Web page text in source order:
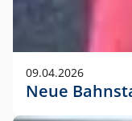
09.04.2026
Neue